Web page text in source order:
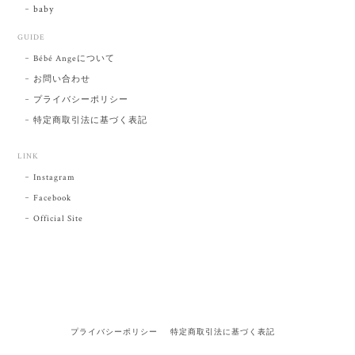
baby
GUIDE
Bébé Angeについて
お問い合わせ
プライバシーポリシー
特定商取引法に基づく表記
LINK
Instagram
Facebook
Official Site
プライバシーポリシー 特定商取引法に基づく表記